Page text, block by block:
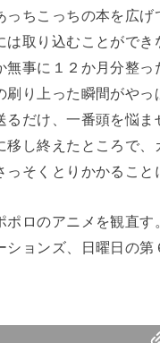
ちこっちの本を広げ
取り込むことがで
事に１２か月分整っ
り上った瞬間がやっ
だけ、一番頭を悩ま
し終えたところで
そくとりかかること
ロのアニメを観直
ョンズ、日曜日の